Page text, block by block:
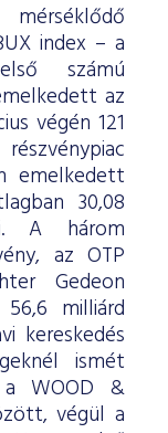
index – a
számú
az
végén 121
emelkedett
30,08
A három
az OTP
Gedeon
milliárd
kereskedés
ismét
WOOD &
végül a